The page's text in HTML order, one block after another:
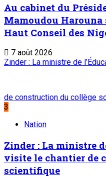
Au cabinet du
Mamoudou Harouna
Haut Conseil des
7 août 2026
Zinder : La ministre de
de construction du collège
3
Nation
Zinder : La ministre
visite le chantier de
scientifique